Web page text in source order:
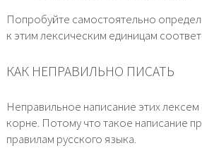
Попробуйте самостоятельно
к этим лексическим единицам
КАК НЕПРАВИЛЬНО ПИСАТЬ
Неправильное написание этих лексем
корне. Потому что такое написание
правилам русского языка.